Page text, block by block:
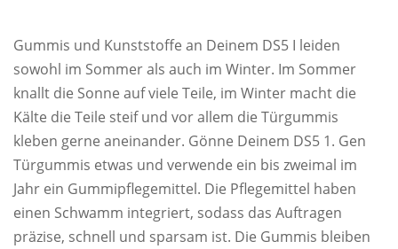
Gummis und Kunststoffe an Deinem DS5 I leiden
sowohl im Sommer als auch im Winter. Im Sommer
knallt die Sonne auf viele Teile, im Winter macht die
Kälte die Teile steif und vor allem die Türgummis
kleben gerne aneinander. Gönne Deinem DS5 1. Gen
Türgummis etwas und verwende ein bis zweimal im
Jahr ein Gummipflegemittel. Die Pflegemittel haben
einen Schwamm integriert, sodass das Auftragen
präzise, schnell und sparsam ist. Die Gummis bleiben